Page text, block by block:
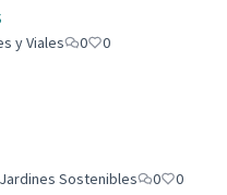
y Viales 0
0
Sostenibles 0
0